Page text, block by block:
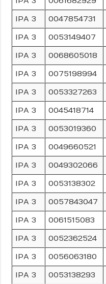
IPA 3
0047854731
IPA 3
0053149407
IPA 3
0068605018
IPA 3
0075198994
IPA 3
0053327263
IPA 3
0045418714
IPA 3
0053019360
IPA 3
0049660521
IPA 3
0049302066
IPA 3
0053138302
IPA 3
0057843047
IPA 3
0061515083
IPA 3
0052362524
IPA 3
0056063180
IPA 3
0053138293